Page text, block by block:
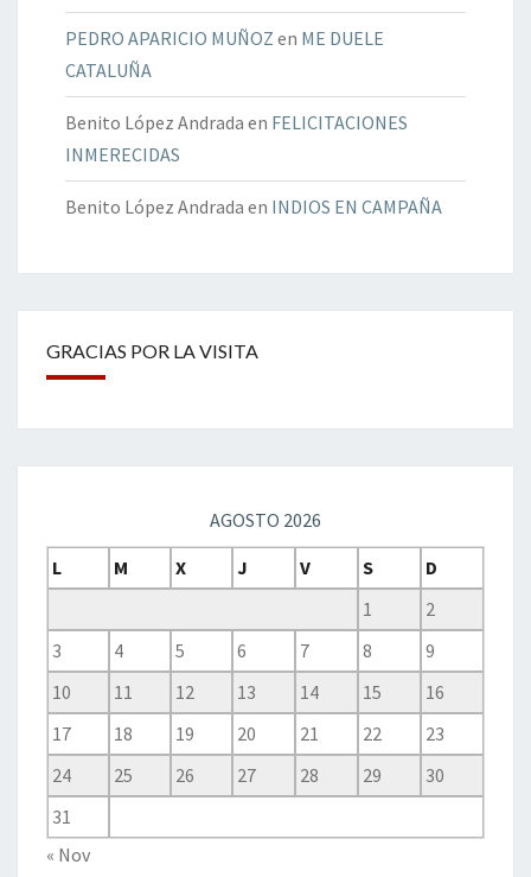
PEDRO APARICIO MUÑOZ en ME DUELE
CATALUÑA
Benito López Andrada en FELICITACIONES
INMERECIDAS
Benito López Andrada en INDIOS EN CAMPAÑA
GRACIAS POR LA VISITA
AGOSTO 2026
L
M X J V S
D
1
2
3
4 5 6 7 8
9
10
11 12 13 14 15
16
17
18 19 20 21 22
23
24
25 26 27 28 29
30
31
« Nov